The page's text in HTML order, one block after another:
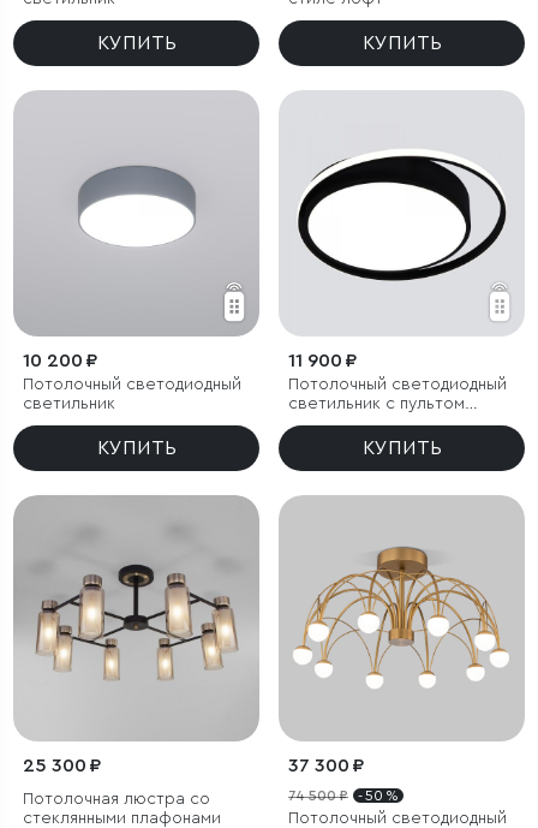
КУПИТЬ КУПИТЬ
10 200 ₽
Потолочный светодиодный
светильник
КУПИТЬ
11 900 ₽
Потолочный светодиодный
светильник с пультом
управления
КУПИТЬ
25 300 ₽
Потолочная люстра со
стеклянными плафонами
37 300 ₽
74 500 ₽ - 50 %
Потолочный светодиодный